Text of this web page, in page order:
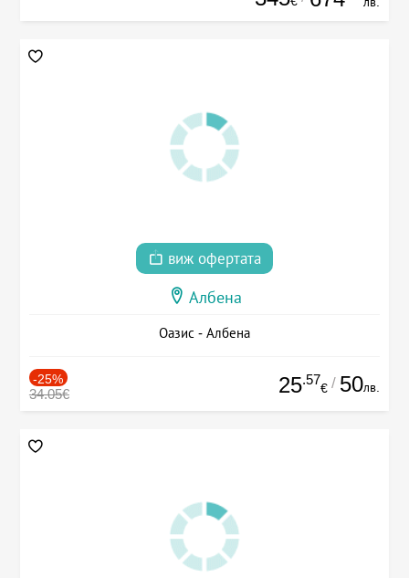
виж офертата
Албена
Оазис - Албена
-25%
34.05€ 25.57
€ / 50лв.